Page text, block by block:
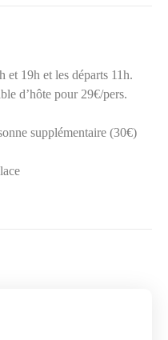
et 19h et les départs 11h.
d’hôte pour 29€/pers.
supplémentaire (30€)